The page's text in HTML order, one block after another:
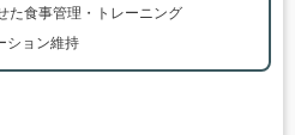
た食事管理・トレーニング
ション維持